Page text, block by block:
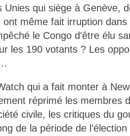
Unies qui siège à Genève,
même fait irruption dans
le Congo d'être élu
les 190 votants ? Les
qui a fait monter à
réprimé les membres
civile, les critiques du
de la période de